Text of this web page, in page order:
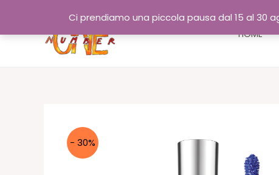
Ci prendiamo una piccola pausa dal 15 al 30
contenuto
HOME
- 30%